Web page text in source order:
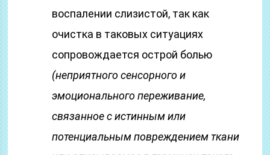
воспалении слизистой, так как
очистка в таковых ситуациях
сопровождается острой болью
(неприятного сенсорного и
эмоционального переживание,
связанное с истинным или
потенциальным повреждением ткани